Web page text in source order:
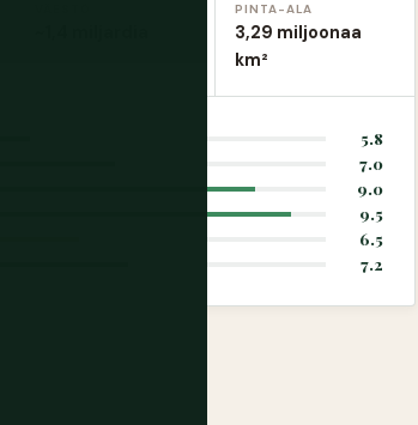
PINTA-ALA
3,29 miljoonaa
km²
5.8
7.0
9.0
9.5
6.5
7.2